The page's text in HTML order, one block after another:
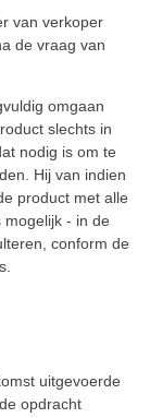
van verkoper
de vraag van
omgaan
slechts in
nodig is om te
Hij van indien
product met alle
- in de
conform de
uitgevoerde
opdracht